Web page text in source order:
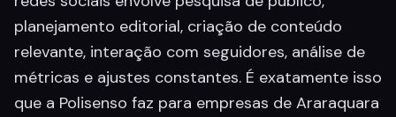
planejamento editorial, criação de conteúdo
relevante, interação com seguidores, análise de
métricas e ajustes constantes. É exatamente isso
que a Polisenso faz para empresas de Araraquara